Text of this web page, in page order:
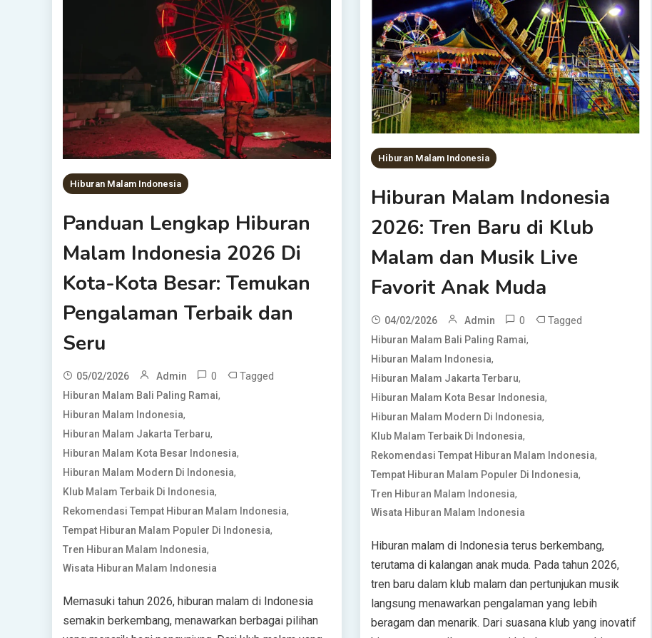
Hiburan Malam Indonesia
Panduan Lengkap Hiburan
Malam Indonesia 2026 Di
Kota-Kota Besar: Temukan
Pengalaman Terbaik dan
Seru
05/02/2026 Admin 0 Tagged
Hiburan Malam Bali Paling Ramai,
Hiburan Malam Indonesia,
Hiburan Malam Jakarta Terbaru,
Hiburan Malam Kota Besar Indonesia,
Hiburan Malam Modern Di Indonesia,
Klub Malam Terbaik Di Indonesia,
Rekomendasi Tempat Hiburan Malam Indonesia,
Tempat Hiburan Malam Populer Di Indonesia,
Tren Hiburan Malam Indonesia,
Wisata Hiburan Malam Indonesia
Memasuki tahun 2026, hiburan malam di Indonesia
semakin berkembang, menawarkan berbagai pilihan
Hiburan Malam Indonesia
Hiburan Malam Indonesia
2026: Tren Baru di Klub
Malam dan Musik Live
Favorit Anak Muda
04/02/2026 Admin 0 Tagged
Hiburan Malam Bali Paling Ramai,
Hiburan Malam Indonesia,
Hiburan Malam Jakarta Terbaru,
Hiburan Malam Kota Besar Indonesia,
Hiburan Malam Modern Di Indonesia,
Klub Malam Terbaik Di Indonesia,
Rekomendasi Tempat Hiburan Malam Indonesia,
Tempat Hiburan Malam Populer Di Indonesia,
Tren Hiburan Malam Indonesia,
Wisata Hiburan Malam Indonesia
Hiburan malam di Indonesia terus berkembang,
terutama di kalangan anak muda. Pada tahun 2026,
tren baru dalam klub malam dan pertunjukan musik
langsung menawarkan pengalaman yang lebih
beragam dan menarik. Dari suasana klub yang inovatif